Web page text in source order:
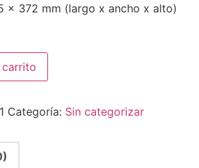
x 372 mm (largo x ancho x alto)
Categoría: Sin categorizar